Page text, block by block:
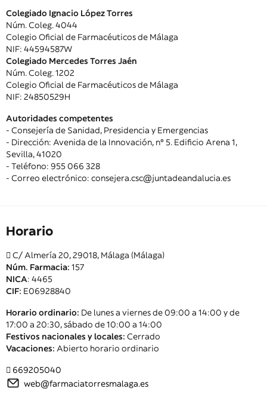
Colegiado Ignacio López Torres
Núm. Coleg. 4044
Colegio Oficial de Farmacéuticos de Málaga
NIF: 44594587W
Colegiado Mercedes Torres Jaén
Núm. Coleg. 1202
Colegio Oficial de Farmacéuticos de Málaga
NIF: 24850529H
Autoridades competentes
- Consejería de Sanidad, Presidencia y Emergencias
- Dirección: Avenida de la Innovación, nº 5. Edificio Arena 1,
Sevilla, 41020
- Teléfono: 955 066 328
- Correo electrónico: consejera.csc@juntadeandalucia.es
Horario
C/ Almería 20, 29018, Málaga (Málaga)
Núm. Farmacia: 157
NICA: 4465
CIF: E06928840
Horario ordinario: De lunes a viernes de 09:00 a 14:00 y de
17:00 a 20:30, sábado de 10:00 a 14:00
Festivos nacionales y locales: Cerrado
Vacaciones: Abierto horario ordinario
669205040
web@farmaciatorresmalaga.es